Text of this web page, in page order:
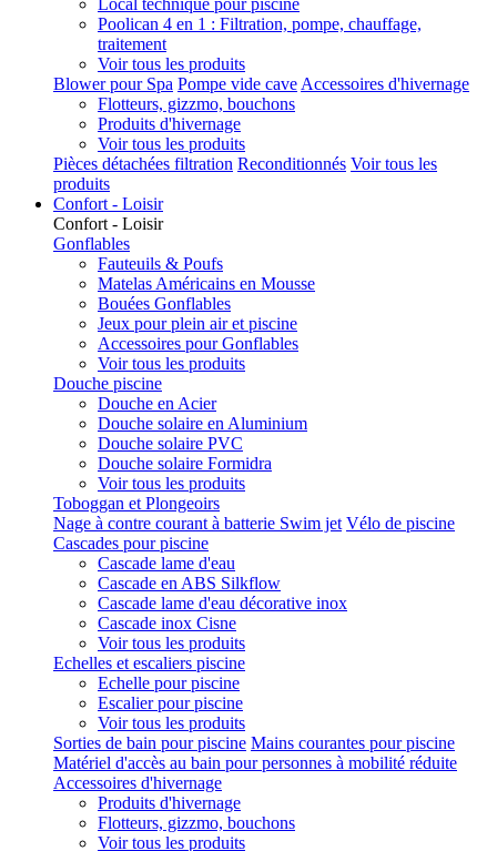
Local technique pour piscine
Poolican 4 en 1 : Filtration, pompe, chauffage,
traitement
Voir tous les produits
Blower pour Spa Pompe vide cave Accessoires d'hivernage
Flotteurs, gizzmo, bouchons
Produits d'hivernage
Voir tous les produits
Pièces détachées filtration Reconditionnés Voir tous les
produits
Confort - Loisir
Confort - Loisir
Gonflables
Fauteuils & Poufs
Matelas Américains en Mousse
Bouées Gonflables
Jeux pour plein air et piscine
Accessoires pour Gonflables
Voir tous les produits
Douche piscine
Douche en Acier
Douche solaire en Aluminium
Douche solaire PVC
Douche solaire Formidra
Voir tous les produits
Toboggan et Plongeoirs
Nage à contre courant à batterie Swim jet Vélo de piscine
Cascades pour piscine
Cascade lame d'eau
Cascade en ABS Silkflow
Cascade lame d'eau décorative inox
Cascade inox Cisne
Voir tous les produits
Echelles et escaliers piscine
Echelle pour piscine
Escalier pour piscine
Voir tous les produits
Sorties de bain pour piscine Mains courantes pour piscine
Matériel d'accès au bain pour personnes à mobilité réduite
Accessoires d'hivernage
Produits d'hivernage
Flotteurs, gizzmo, bouchons
Voir tous les produits